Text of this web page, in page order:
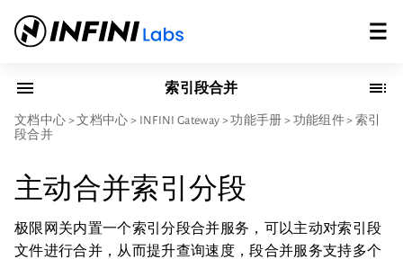
索引段合并
文档中心 >文档中心 > INFINI Gateway >功能手册 > 功能组件> 索引
段合并
主动合并索引分段
极限网关内置一个索引分段合并服务，可以主动对索引段
文件进行合并，从而提升查询速度，段合并服务支持多个